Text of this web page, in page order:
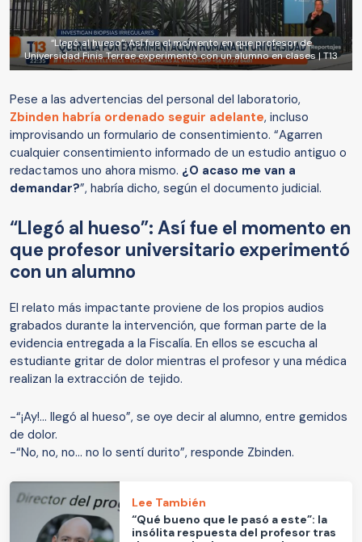
“Llegó al hueso”: Así fue el momento en que profesor de
Universidad Finis Terrae experimentó con un alumno en clases | T13
Pese a las advertencias del personal del laboratorio,
Zbinden habría ordenado seguir adelante, incluso
improvisando un formulario de consentimiento. “Agarren
cualquier consentimiento informado de un estudio antiguo o
redactamos uno ahora mismo. ¿O acaso me van a
demandar?”, habría dicho, según el documento judicial.
“Llegó al hueso”: Así fue el momento en
que profesor universitario experimentó
con un alumno
El relato más impactante proviene de los propios audios
grabados durante la intervención, que forman parte de la
evidencia entregada a la Fiscalía. En ellos se escucha al
estudiante gritar de dolor mientras el profesor y una médica
realizan la extracción de tejido.
-“¡Ay!... llegó al hueso”, se oye decir al alumno, entre gemidos
de dolor.
-“No, no, no... no lo sentí durito”, responde Zbinden.
Lee También
“Qué bueno que le pasó a este”: la
insólita respuesta del profesor tras